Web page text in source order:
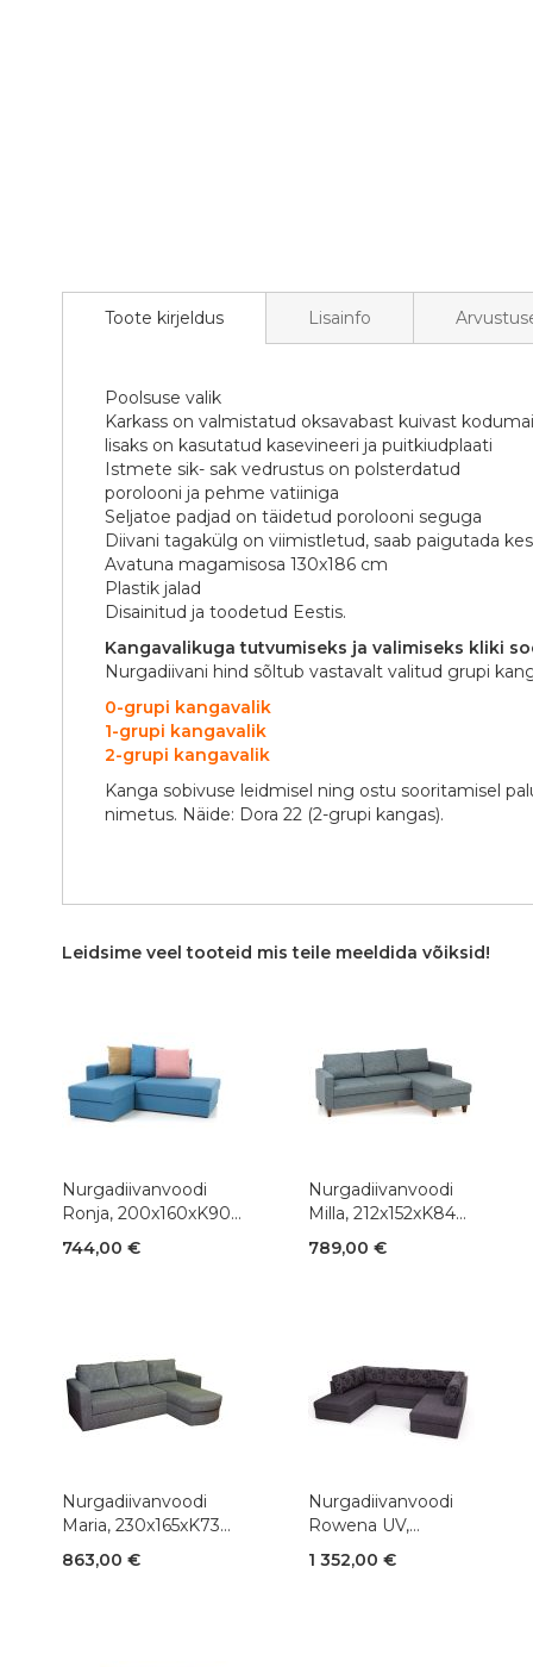
Toote kirjeldus
Poolsuse valik
Karkass on valmistatud oksavabast kuivast
lisaks on kasutatud kasevineeri ja puitkiudplaati
Istmete sik- sak vedrustus on polsterdatud
porolooni ja pehme vatiiniga
Seljatoe padjad on täidetud porolooni seguga
Diivani tagakülg on viimistletud, saab paigutada
Avatuna magamisosa 130x186 cm
Plastik jalad
Disainitud ja toodetud Eestis.
Kangavalikuga tutvumiseks ja valimiseks kliki
Nurgadiivani hind sõltub vastavalt valitud grupi
0-grupi kangavalik
1-grupi kangavalik
2-grupi kangavalik
Kanga sobivuse leidmisel ning ostu sooritamisel
nimetus. Näide: Dora 22 (2-grupi kangas).
Lisainfo
Leidsime veel tooteid mis teile meeldida võiksid!
Nurgadiivanvoodi
Ronja, 200x160xK90
cm, kangas
744,00 €
Nurgadiivanvoodi
Milla, 212x152xK84
cm, kangas
789,00 €
Nurgadiivanvoodi
Maria, 230x165xK73
cm, kangas või nahk
+ kunstnahk
863,00 €
Nurgadiivanvoodi
Rowena UV,
302x220xK72 cm,
kangas
1 352,00 €